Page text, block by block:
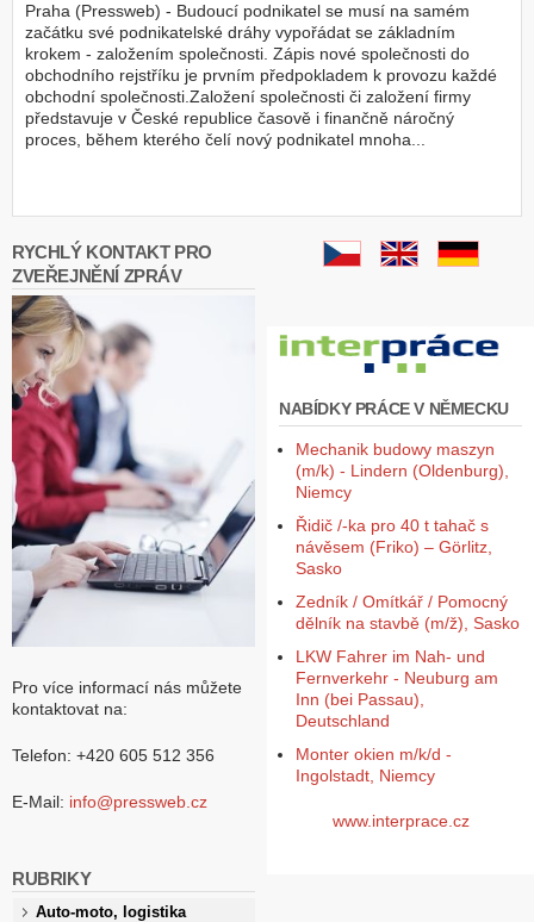
Praha (Pressweb) - Budoucí podnikatel se musí na samém
začátku své podnikatelské dráhy vypořádat se základním
krokem - založením společnosti. Zápis nové společnosti do
obchodního rejstříku je prvním předpokladem k provozu každé
obchodní společnosti.Založení společnosti či založení firmy
představuje v České republice časově i finančně náročný
proces, během kterého čelí nový podnikatel mnoha...
RYCHLÝ KONTAKT PRO
ZVEŘEJNĚNÍ ZPRÁV
Pro více informací nás můžete
kontaktovat na:
Telefon: +420 605 512 356
E-Mail: info@pressweb.cz
RUBRIKY
Auto-moto, logistika
NABÍDKY PRÁCE V NĚMECKU
Mechanik budowy maszyn
(m/k) - Lindern (Oldenburg),
Niemcy
Řidič /-ka pro 40 t tahač s
návěsem (Friko) – Görlitz,
Sasko
Zedník / Omítkář / Pomocný
dělník na stavbě (m/ž), Sasko
LKW Fahrer im Nah- und
Fernverkehr - Neuburg am
Inn (bei Passau),
Deutschland
Monter okien m/k/d -
Ingolstadt, Niemcy
www.interprace.cz